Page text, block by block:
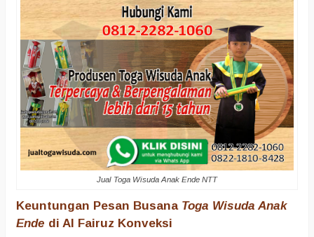
Jual Toga Wisuda Anak Ende NTT
Keuntungan Pesan Busana Toga Wisuda Anak
Ende di Al Fairuz Konveksi